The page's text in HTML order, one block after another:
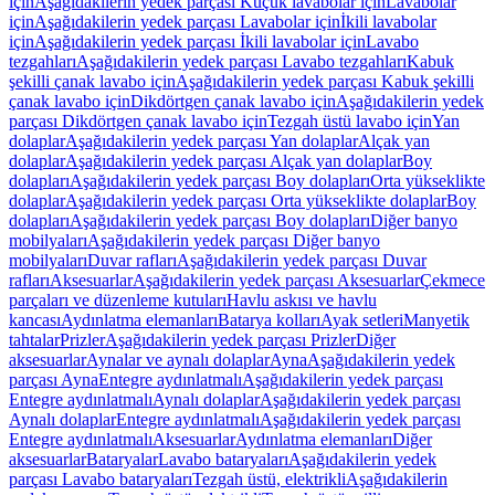
içinAşağıdakilerin yedek parçası Lavabolar içinİkili lavabolar
içinAşağıdakilerin yedek parçası İkili lavabolar içinLavabo
tezgahlarıAşağıdakilerin yedek parçası Lavabo tezgahlarıKabuk
şekilli çanak lavabo içinAşağıdakilerin yedek parçası Kabuk şekilli
çanak lavabo içinDikdörtgen çanak lavabo içinAşağıdakilerin yedek
parçası Dikdörtgen çanak lavabo içinTezgah üstü lavabo içinYan
dolaplarAşağıdakilerin yedek parçası Yan dolaplarAlçak yan
dolaplarAşağıdakilerin yedek parçası Alçak yan dolaplarBoy
dolaplarıAşağıdakilerin yedek parçası Boy dolaplarıOrta yükseklikte
dolaplarAşağıdakilerin yedek parçası Orta yükseklikte dolaplarBoy
dolaplarıAşağıdakilerin yedek parçası Boy dolaplarıDiğer banyo
mobilyalarıAşağıdakilerin yedek parçası Diğer banyo
mobilyalarıDuvar raflarıAşağıdakilerin yedek parçası Duvar
raflarıAksesuarlarAşağıdakilerin yedek parçası AksesuarlarÇekmece
parçaları ve düzenleme kutularıHavlu askısı ve havlu
kancasıAydınlatma elemanlarıBatarya kollarıAyak setleriManyetik
tahtalarPrizlerAşağıdakilerin yedek parçası PrizlerDiğer
aksesuarlarAynalar ve aynalı dolaplarAynaAşağıdakilerin yedek
parçası AynaEntegre aydınlatmalıAşağıdakilerin yedek parçası
Entegre aydınlatmalıAynalı dolaplarAşağıdakilerin yedek parçası
Aynalı dolaplarEntegre aydınlatmalıAşağıdakilerin yedek parçası
Entegre aydınlatmalıAksesuarlarAydınlatma elemanlarıDiğer
aksesuarlarBataryalarLavabo bataryalarıAşağıdakilerin yedek
parçası Lavabo bataryalarıTezgah üstü, elektrikliAşağıdakilerin